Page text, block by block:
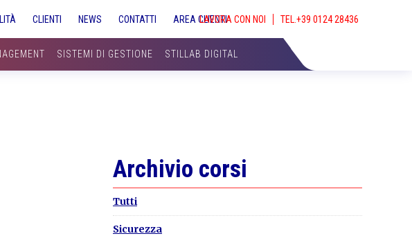
CLIENTI NEWS CONTATTI AREA CLIENTILAVORA CON NOI
SISTEMI DI GESTIONE STILLAB DIGITAL
Primary
Sidebar
Archivio corsi
Tutti
Sicurezza